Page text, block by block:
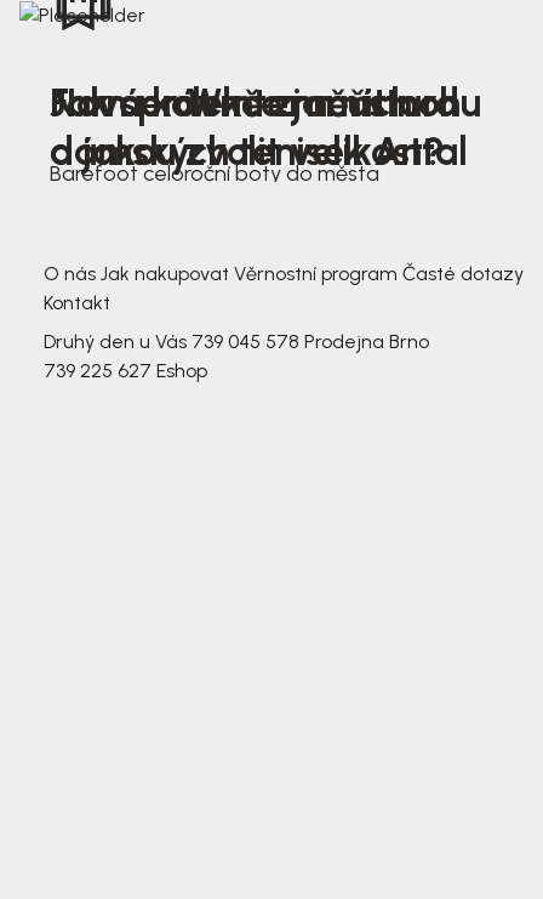
Nová kolekce jarních
dámských tenisek Antal
Jak správně změřit nohu
a jakou zvolit velikost?
Farmer Winter mustard
Barefoot celoroční boty do města
O nás Jak nakupovat Věrnostní program Časté dotazy
Kontakt
Druhý den u Vás 739 045 578 Prodejna Brno
739 225 627 Eshop